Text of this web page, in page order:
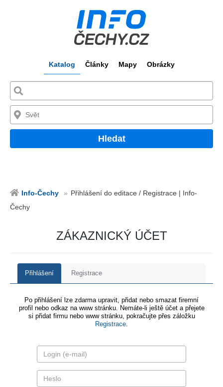
Katalog Články Mapy Obrázky
Hledat
Info-Čechy
Přihlášení do editace / Registrace | Info-
Čechy
ZÁKAZNICKÝ ÚČET
Přihlášení Registrace
Po přihlášení lze zdarma upravit, přidat nebo smazat firemní
profil nebo odkaz na www stránku. Nemáte-li ještě účet a přejete
si přidat firmu nebo www stránku, pokračujte přes záložku
Registrace.